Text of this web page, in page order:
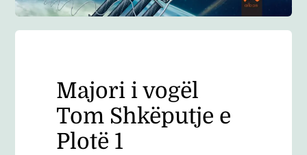
Majori i vogël
Tom Shkëputje e
Plotë 1